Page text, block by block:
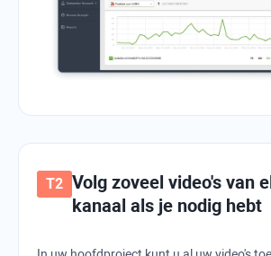
Volg zoveel video's van
kanaal als je nodig hebt